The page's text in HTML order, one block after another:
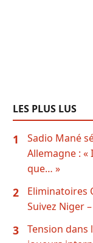
LES PLUS LUS
1
Sadio Mané
Allemagne :
que… »
2
Eliminatoires
Suivez Niger
3
Tension dans